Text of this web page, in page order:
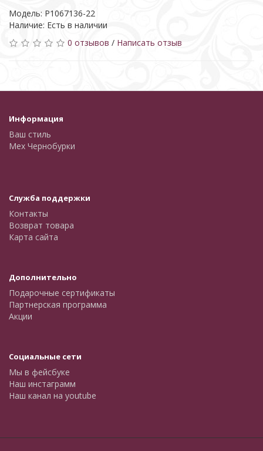
Модель: Р1067136-22
Наличие: Есть в наличии
0 отзывов / Написать отзыв
Информация
Ваш стиль
Мех Чернобурки
Служба поддержки
Контакты
Возврат товара
Карта сайта
Дополнительно
Подарочные сертификаты
Партнерская программа
Акции
Социальные сети
Мы в фейсбуке
Наш инстаграмм
Наш канал на youtube